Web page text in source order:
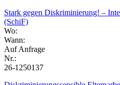
Stark gegen Diskriminierung! –
(SchiF)
Wo:
Wann:
Auf Anfrage
Nr.:
26-1250137